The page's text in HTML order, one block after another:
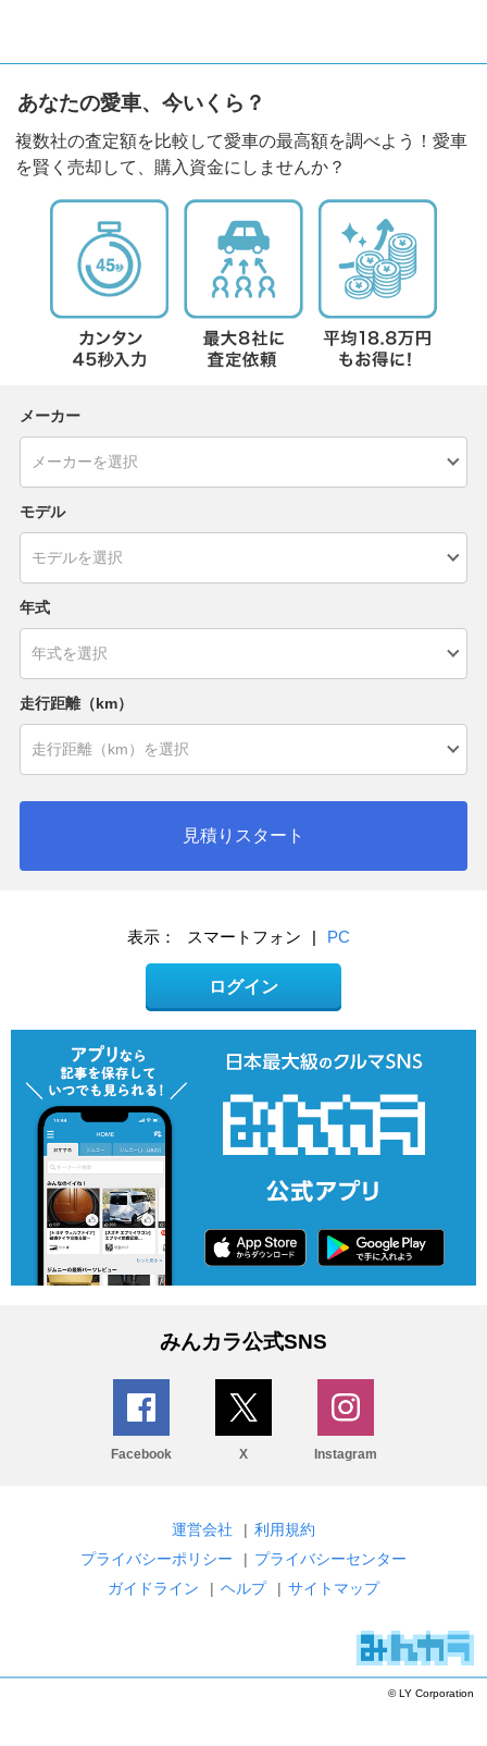
あなたの愛車、今いくら？
複数社の査定額を比較して愛車の最高額を調べよう！愛車
を賢く売却して、購入資金にしませんか？
メーカー
モデル
年式
走行距離（km）
見積りスタート
表示： スマートフォン | PC
ログイン
みんカラ公式SNS
Facebook X Instagram
運営会社 | 利用規約
プライバシーポリシー
| プライバシーセンター
ガイドライン
| ヘルプ | サイトマップ
© LY Corporation